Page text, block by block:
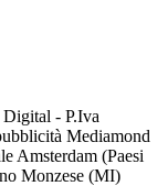
- P.Iva
Mediamond
Amsterdam (Paesi
Monzese (MI)